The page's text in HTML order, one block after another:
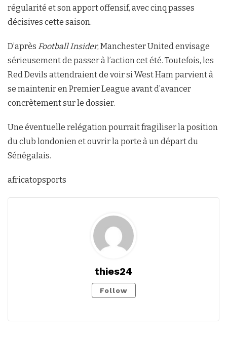
régularité et son apport offensif, avec cinq passes
décisives cette saison.
D’après Football Insider, Manchester United envisage
sérieusement de passer à l’action cet été. Toutefois, les
Red Devils attendraient de voir si West Ham parvient à
se maintenir en Premier League avant d’avancer
concrètement sur le dossier.
Une éventuelle relégation pourrait fragiliser la position
du club londonien et ouvrir la porte à un départ du
Sénégalais.
africatopsports
thies24
Follow